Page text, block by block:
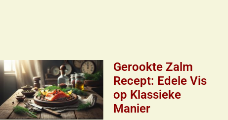
Gerookte Zalm
Recept: Edele Vis
op Klassieke
Manier